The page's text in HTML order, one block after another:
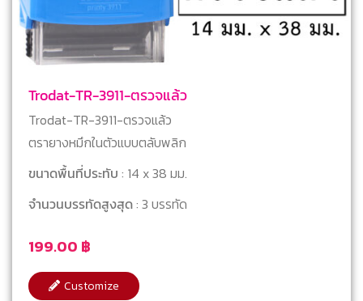
Trodat-TR-3911-ตรวจแล้ว
199.00 ฿
Trodat-TR-3911-ตรวจแล้ว
ตรายางหมึกในตัวแบบตลับพลิก
ขนาดพื้นที่ประทับ : 14 x 38 มม.
จำนวนบรรทัดสูงสุด: 3 บรรทัด
Customize